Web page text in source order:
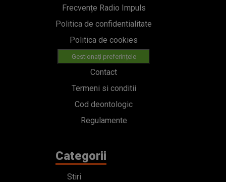
Frecvențe Radio Impuls
Politica de confidentialitate
Politica de cookies
Gestionați preferințele
Contact
Termeni si conditii
Cod deontologic
Regulamente
Categorii
Stiri